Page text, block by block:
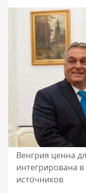
Венгрия ценна
интегрирована
источников